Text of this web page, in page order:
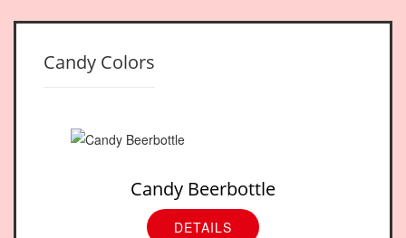
Candy Colors
Candy Beerbottle
DETAILS